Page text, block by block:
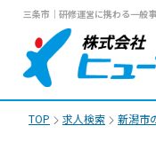
三条市｜研修運営に携わる一般
TOP 求人検索 新潟市